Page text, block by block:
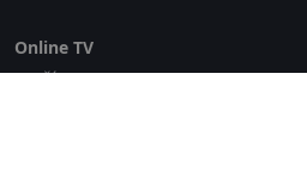
Online TV
Lepší.TV